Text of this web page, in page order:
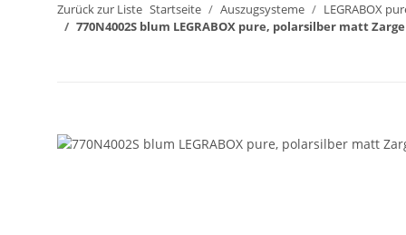
Zurück zur Liste Startseite Auszugsysteme
LEGRABOX
770N4002S blum LEGRABOX pure, polarsilber matt